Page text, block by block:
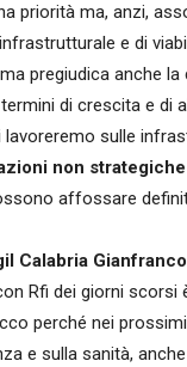
priorità ma, anzi,
e di
pregiudica anche
di crescita e di
sulle
non
affossare
Calabria
Rfi dei giorni
perché nei
e sulla sanità,